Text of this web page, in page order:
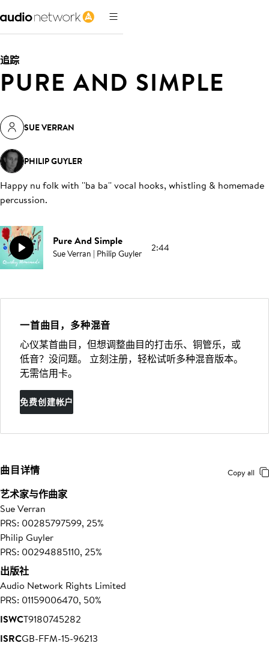
追踪
PURE AND SIMPLE
SUE VERRAN
PHILIP GUYLER
Happy nu folk with ''ba ba'' vocal hooks, whistling & homemade
percussion.
Pure And Simple
Sue Verran | Philip Guyler 2:44
一首曲目，多种混音
心仪某首曲目，但想调整曲目的打击乐、铜管乐，或
低音？没问题。 立刻注册，轻松试听多种混音版本。
无需信用卡。
免费创建帐户
曲目详情 Copy all
艺术家与作曲家
Sue Verran
PRS: 00285797599, 25%
Philip Guyler
PRS: 00294885110, 25%
出版社
Audio Network Rights Limited
PRS: 01159006470, 50%
ISWCT9180745282
ISRCGB-FFM-15-96213